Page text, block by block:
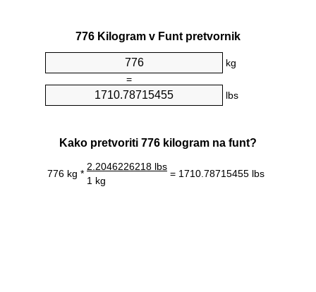
776 Kilogram v Funt pretvornik
kg
=
lbs
Kako pretvoriti 776 kilogram na funt?
776 kg *
2.2046226218 lbs
= 1710.78715455 lbs
1 kg